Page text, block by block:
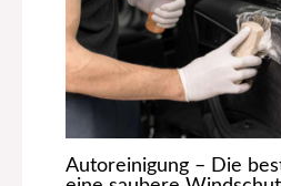
Autoreinigung – Die